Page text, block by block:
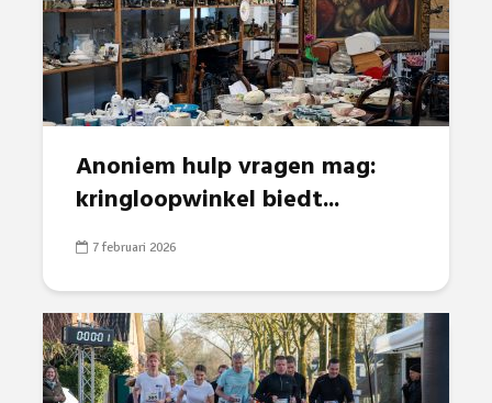
Anoniem hulp vragen mag:
kringloopwinkel biedt...
7 februari 2026